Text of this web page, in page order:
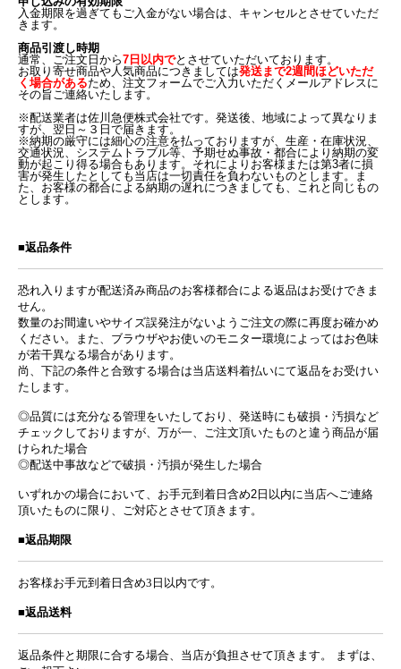
入金期限を過ぎてもご入金がない場合は、キャンセルとさせていただ
きます。
商品引渡し時期
通常、ご注文日から7日以内でとさせていただいております。
お取り寄せ商品や人気商品につきましては発送まで2週間ほどいただ
く場合があるため、注文フォームでご入力いただくメールアドレスに
その旨ご連絡いたします。
※配送業者は佐川急便株式会社です。発送後、地域によって異なりま
すが、翌日～３日で届きます。
※納期の厳守には細心の注意を払っておりますが、生産・在庫状況、
交通状況、システムトラブル等、予期せぬ事故・都合により納期の変
動が起こり得る場合もあります。それによりお客様または第3者に損
害が発生したとしても当店は一切責任を負わないものとします。ま
た、お客様の都合による納期の遅れにつきましても、これと同じもの
とします。
■返品条件
恐れ入りますが配送済み商品のお客様都合による返品はお受けできま
せん。
数量のお間違いやサイズ誤発注がないようご注文の際に再度お確かめ
ください。また、ブラウザやお使いのモニター環境によってはお色味
が若干異なる場合があります。
尚、下記の条件と合致する場合は当店送料着払いにて返品をお受けい
たします。
◎品質には充分なる管理をいたしており、発送時にも破損・汚損など
チェックしておりますが、万が一、ご注文頂いたものと違う商品が届
けられた場合
◎配送中事故などで破損・汚損が発生した場合
いずれかの場合において、お手元到着日含め2日以内に当店へご連絡
頂いたものに限り、ご対応とさせて頂きます。
■返品期限
お客様お手元到着日含め3日以内です。
■返品送料
返品条件と期限に合する場合、当店が負担させて頂きます。 まずは、